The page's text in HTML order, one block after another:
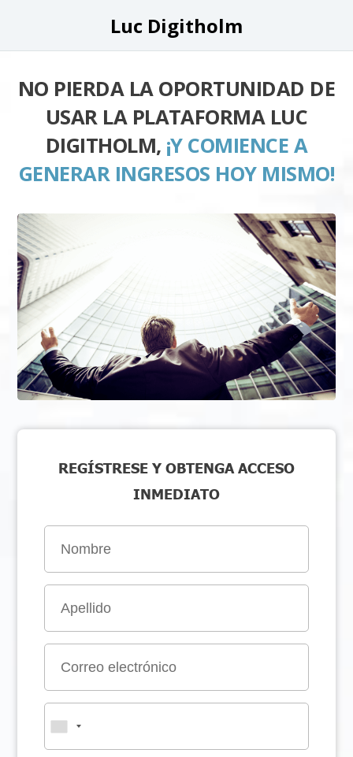
Luc Digitholm
NO PIERDA LA OPORTUNIDAD DE
USAR LA PLATAFORMA LUC
DIGITHOLM, ¡Y COMIENCE A
GENERAR INGRESOS HOY MISMO!
REGÍSTRESE Y OBTENGA ACCESO
INMEDIATO